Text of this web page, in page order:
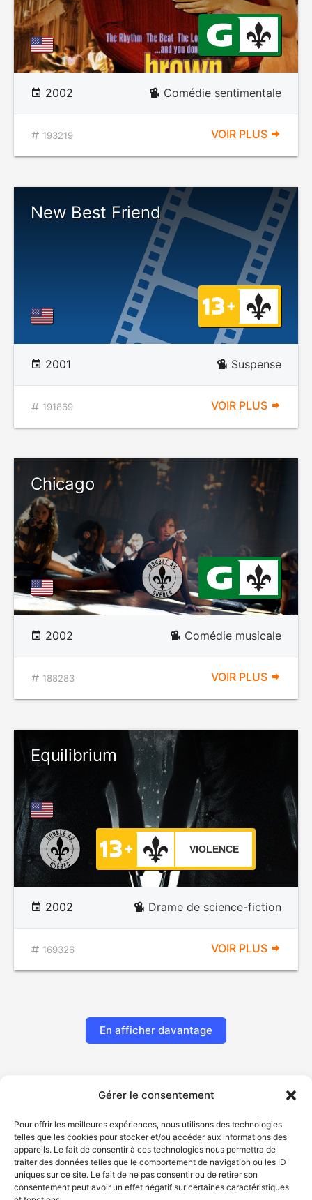
Gérer le consentement
Pour offrir les meilleures expériences, nous utilisons des technologies
telles que les cookies pour stocker et/ou accéder aux informations des
appareils. Le fait de consentir à ces technologies nous permettra de
traiter des données telles que le comportement de navigation ou les ID
uniques sur ce site. Le fait de ne pas consentir ou de retirer son
consentement peut avoir un effet négatif sur certaines caractéristiques
2002 Comédie sentimentale
193219 VOIR PLUS
New Best Friend
2001 Suspense
191869 VOIR PLUS
Chicago
2002 Comédie musicale
188283 VOIR PLUS
Equilibrium
VIOLENCE
2002 Drame de science-fiction
169326 VOIR PLUS
En afficher davantage
© Gouvernement du Québec, 2026